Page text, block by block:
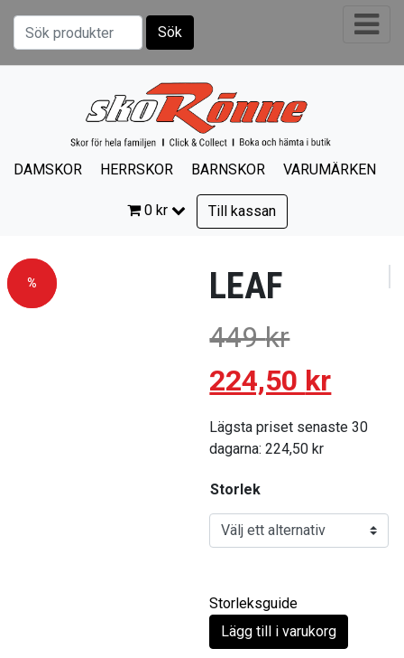
Sök efter:
Sök
DAMSKOR HERRSKOR BARNSKOR VARUMÄRKEN
0 kr Till kassan
Rea!
% LEAF
449kr
224,50 kr
Lägsta priset senaste 30
dagarna:224,50kr
Storlek
Storleksguide
Lägg till i varukorg